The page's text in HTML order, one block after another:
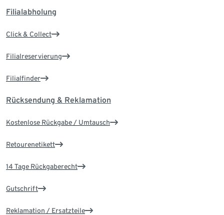
Filialabholung
Click & Collect
Filialreservierung
Filialfinder
Rücksendung & Reklamation
Kostenlose Rückgabe / Umtausch
Retourenetikett
14 Tage Rückgaberecht
Gutschrift
Reklamation / Ersatzteile